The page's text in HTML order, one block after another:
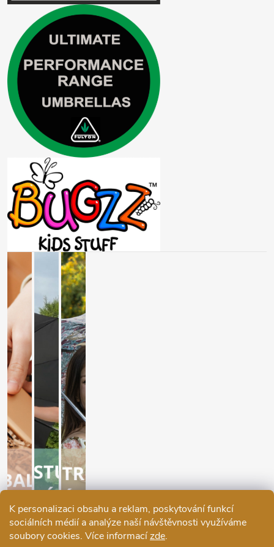
K personalizaci obsahu a reklam, poskytování funkcí
sociálních médií a analýze naší návštěvnosti využíváme
soubory cookies. Více informacízde.